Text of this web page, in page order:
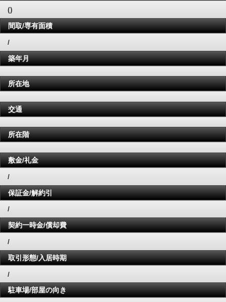
()
間取/専有面積
/
築年月
所在地
交通
所在階
敷金/礼金
/
保証金/解約引
/
契約一時金/償却費
/
取引形態/入居時期
/
駐車場/部屋の向き